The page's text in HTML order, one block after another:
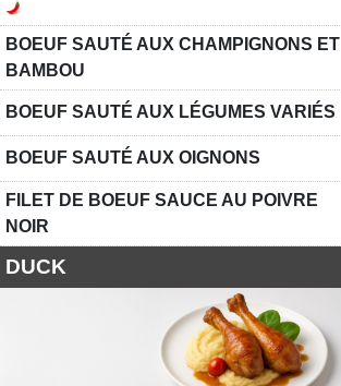
BOEUF SAUTÉ AUX CHAMPIGNONS ET
BAMBOU
BOEUF SAUTÉ AUX LÉGUMES VARIÉS
BOEUF SAUTÉ AUX OIGNONS
FILET DE BOEUF SAUCE AU POIVRE
NOIR
DUCK